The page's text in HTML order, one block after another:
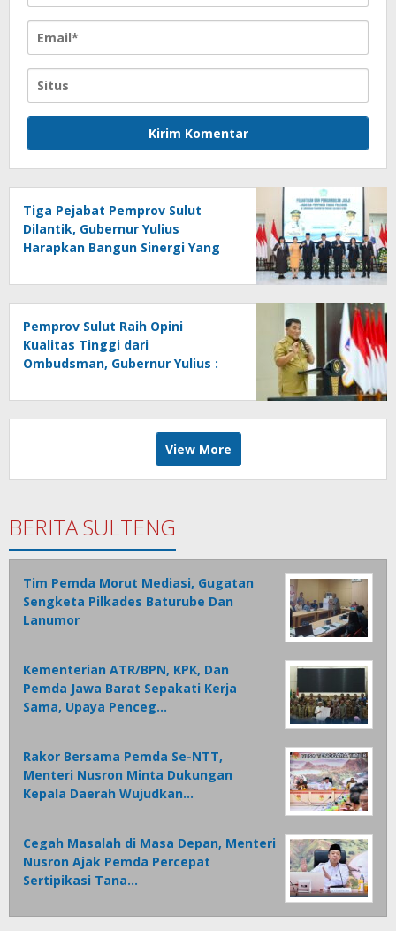
Tiga Pejabat Pemprov Sulut
Dilantik, Gubernur Yulius
Harapkan Bangun Sinergi Yang
Pemprov Sulut Raih Opini
Kualitas Tinggi dari
Ombudsman, Gubernur Yulius :
Tolak Ukur Pemerintah
View More
BERITA SULTENG
Tim Pemda Morut Mediasi, Gugatan
Sengketa Pilkades Baturube Dan
Lanumor
Kementerian ATR/BPN, KPK, Dan
Pemda Jawa Barat Sepakati Kerja
Sama, Upaya Penceg…
Rakor Bersama Pemda Se-NTT,
Menteri Nusron Minta Dukungan
Kepala Daerah Wujudkan…
Cegah Masalah di Masa Depan, Menteri
Nusron Ajak Pemda Percepat
Sertipikasi Tana…